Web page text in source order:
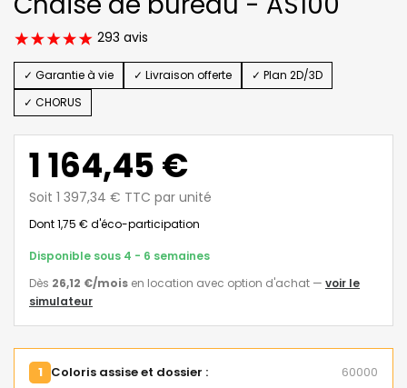
293 avis
✓ Garantie à vie ✓ Livraison offerte
✓ Plan 2D/3D
✓ CHORUS
1 164,45 €
Soit 1 397,34 € TTC par unité
Dont 1,75 € d'éco-participation
Disponible sous 4 - 6 semaines
Dès 26,12 €/mois en location avec option d'achat — voir le
simulateur
1 Coloris assise et dossier : 60000